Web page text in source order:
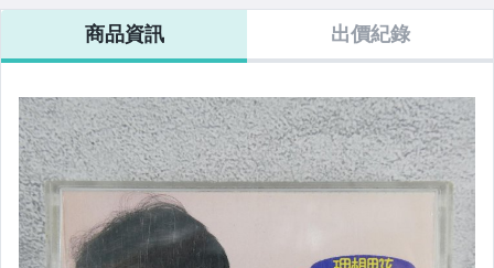
●東西洋區●
●其他類型音樂●
★錄音帶★
★卡片★
商品資訊 出價紀錄